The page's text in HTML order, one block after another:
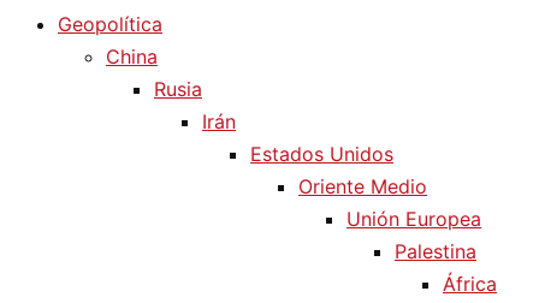
Geopolítica
China
Rusia
Irán
Estados Unidos
Oriente Medio
Unión Europea
Palestina
África